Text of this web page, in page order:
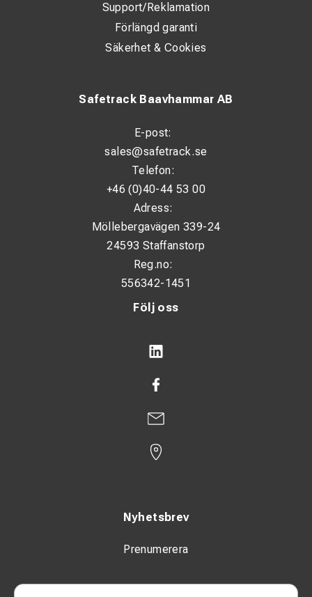
Följ oss
Nyhetsbrev
Prenumerera
Safetrack Baavhammar AB
E-post:
sales@safetrack.se
Telefon:
+46 (0)40-44 53 00
Adress:
Möllebergavägen 339-24
24593 Staffanstorp
Reg.no:
556342-1451
Support/Reklamation
Förlängd garanti
Säkerhet & Cookies